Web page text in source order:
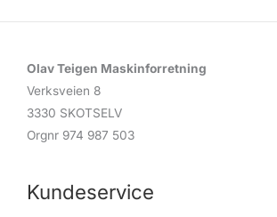
Olav Teigen Maskinforretning
Verksveien 8
3330 SKOTSELV
Orgnr 974 987 503
Kundeservice